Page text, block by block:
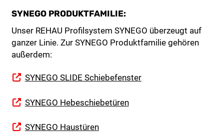
SYNEGO PRODUKTFAMILIE:
Unser REHAU Profilsystem SYNEGO überzeugt auf
ganzer Linie. Zur SYNEGO Produktfamilie gehören
außerdem:
SYNEGO SLIDE Schiebefenster
SYNEGO Hebeschiebetüren
SYNEGO Haustüren